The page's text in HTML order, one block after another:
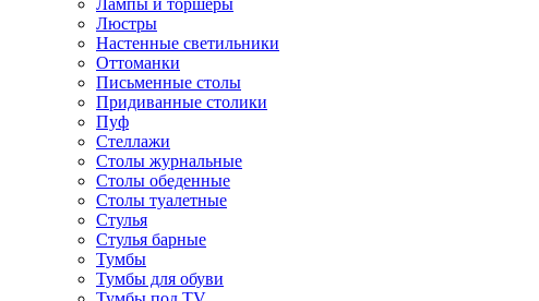
Лампы и торшеры
Люстры
Настенные светильники
Оттоманки
Письменные столы
Придиванные столики
Пуф
Стеллажи
Столы журнальные
Столы обеденные
Столы туалетные
Стулья
Стулья барные
Тумбы
Тумбы для обуви